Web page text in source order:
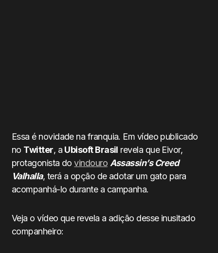
Essa é novidade na franquia. Em vídeo publicado
no Twitter, a Ubisoft Brasil revela que Eivor,
protagonista dovindouro Assassin’s Creed
Valhalla, terá a opção de adotar um gato para
acompanhá-lo durante a campanha.
Veja o vídeo que revela a adição desse inusitado
companheiro: